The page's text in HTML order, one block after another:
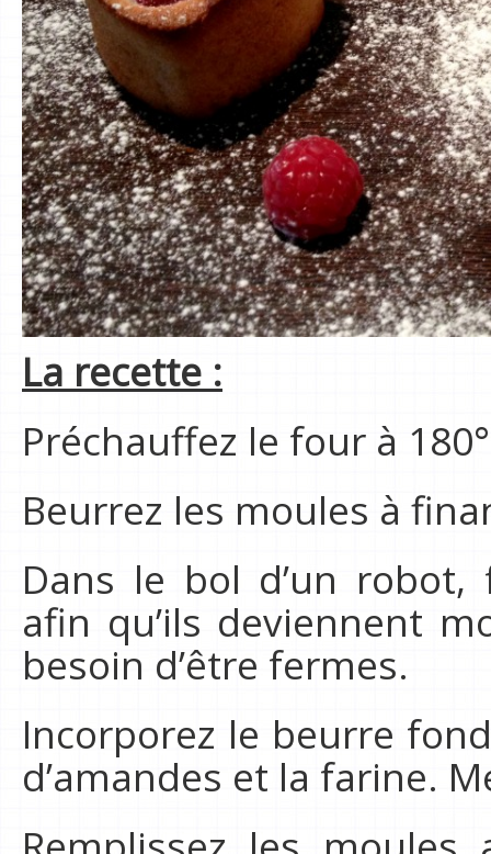
La recette :
Préchauffez le four à
Beurrez les moules à
Dans le bol d’un
afin qu’ils deviennent
besoin d’être fermes.
Incorporez le beurre
d’amandes et la farine.